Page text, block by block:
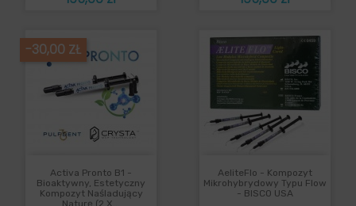
Activa Pronto B1 -
Bioaktywny, Estetyczny
Kompozyt Naśladujący
Naturę (2 X...
-30,00 ZŁ
AeliteFlo - Kompozyt
Mikrohybrydowy Typu Flow
- BISCO USA